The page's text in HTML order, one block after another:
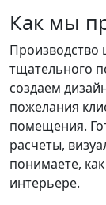
Как мы
Производство
тщательного
создаем
пожелания
помещения.
расчеты,
понимаете,
интерьере.